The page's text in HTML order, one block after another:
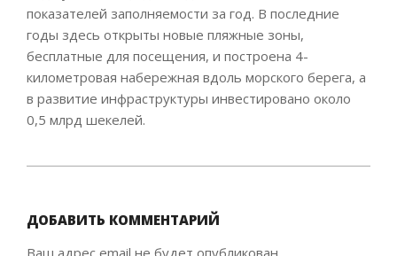
показателей заполняемости за год. В последние
годы здесь открыты новые пляжные зоны,
бесплатные для посещения, и построена 4-
километровая набережная вдоль морского берега, а
в развитие инфраструктуры инвестировано около
0,5 млрд шекелей.
22
ДОБАВИТЬ КОММЕНТАРИЙ